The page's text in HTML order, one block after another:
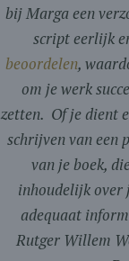
bij Marga een
script eerlijk
beoordelen,
om je werk
zetten. Of je dient
schrijven van een
van je boek,
inhoudelijk over
adequaat
Rutger Willem